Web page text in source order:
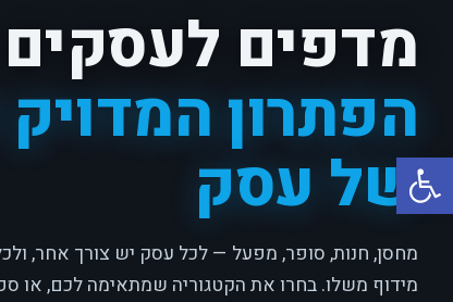
פתח סרגל נגישות
מדפים לעסקים
הפתרון
של עסק
מחסן, חנות, סופר, מפעל — לכל עסק יש צורך אחר,
מידוף משלו. בחרו את הקטגוריה שמתאימה לכם, או